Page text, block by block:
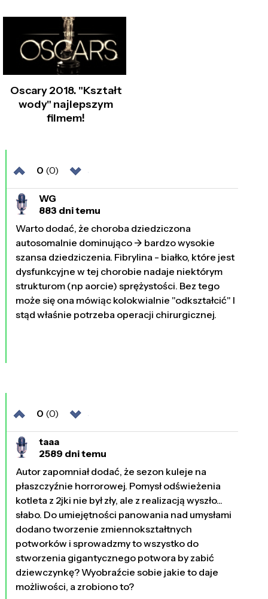
Oscary 2018. "Kształt
wody" najlepszym
filmem!
0 (0)
WG
883 dni temu
Warto dodać, że choroba dziedziczona
autosomalnie dominująco -> bardzo wysokie
szansa dziedziczenia. Fibrylina - białko, które jest
dysfunkcyjne w tej chorobie nadaje niektórym
strukturom (np aorcie) sprężystości. Bez tego
może się ona mówiąc kolokwialnie "odkształcić" I
stąd właśnie potrzeba operacji chirurgicznej.
0 (0)
taaa
2589 dni temu
Autor zapomniał dodać, że sezon kuleje na
płaszczyźnie horrorowej. Pomysł odświeżenia
kotleta z 2jki nie był zły, ale z realizacją wyszło...
słabo. Do umiejętności panowania nad umysłami
dodano tworzenie zmiennokształtnych
potworków i sprowadzmy to wszystko do
stworzenia gigantycznego potwora by zabić
dziewczynkę? Wyobraźcie sobie jakie to daje
możliwości, a zrobiono to?